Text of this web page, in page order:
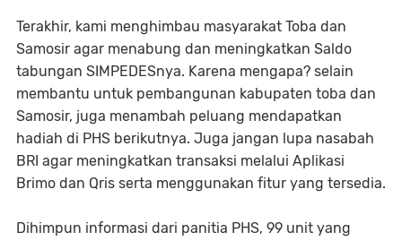
Terakhir, kami menghimbau masyarakat Toba dan
Samosir agar menabung dan meningkatkan Saldo
tabungan SIMPEDESnya. Karena mengapa? selain
membantu untuk pembangunan kabupaten toba dan
Samosir, juga menambah peluang mendapatkan
hadiah di PHS berikutnya. Juga jangan lupa nasabah
BRI agar meningkatkan transaksi melalui Aplikasi
Brimo dan Qris serta menggunakan fitur yang tersedia.
Dihimpun informasi dari panitia PHS, 99 unit yang